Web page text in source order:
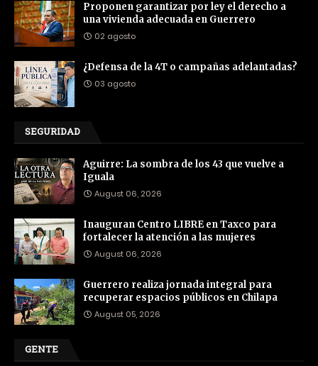
Proponen garantizar por ley el derecho a
una vivienda adecuada en Guerrero
02 agosto
¿Defensa de la 4T o campañas adelantadas?
03 agosto
SEGURIDAD
Aguirre: La sombra de los 43 que vuelve a
Iguala
August 06, 2026
Inauguran Centro LIBRE en Taxco para
fortalecer la atención a las mujeres
August 06, 2026
Guerrero realiza jornada integral para
recuperar espacios públicos en Chilapa
August 05, 2026
GENTE